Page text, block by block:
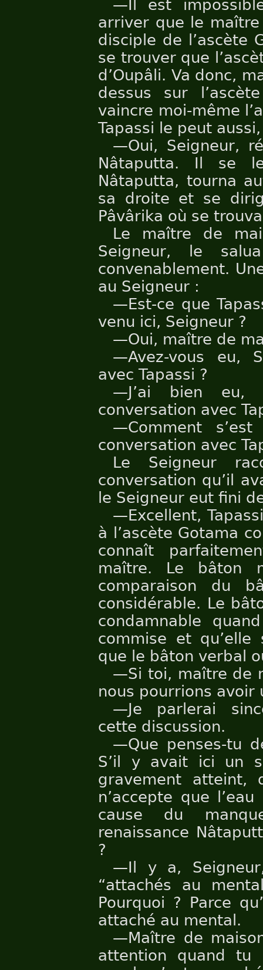
—Il est
arriver que le
disciple de l’ascète
se trouver que
d’Oupâli. Va donc,
dessus sur
vaincre moi-même
Tapassi le peut
—Oui, Seigneur,
Nâtaputta. Il se
Nâtaputta, tourna
sa droite et se
Pâvârika où se
Le maître de
Seigneur, le
convenablement.
au Seigneur :
—Est-ce que
venu ici, Seigneur ?
—Oui, maître de
—Avez-vous eu,
avec Tapassi ?
—J’ai bien eu,
conversation avec
—Comment
conversation avec
Le Seigneur
conversation qu’il
le Seigneur eut fini
—Excellent,
à l’ascète Gotama
connaît
maître. Le bâton
comparaison du
considérable. Le
condamnable
commise et qu’elle
que le bâton verbal
—Si toi, maître de
nous pourrions avoir
—Je parlerai
cette discussion.
—Que penses-tu
S’il y avait ici un
gravement atteint,
n’accepte que
cause du
renaissance
?
—Il y a,
“attachés au
Pourquoi ? Parce
attaché au mental.
—Maître de
attention quand tu